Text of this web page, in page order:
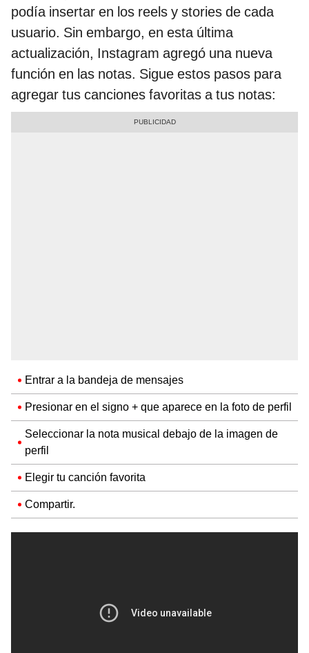
podía insertar en los reels y stories de cada
usuario. Sin embargo, en esta última
actualización, Instagram agregó una nueva
función en las notas. Sigue estos pasos para
agregar tus canciones favoritas a tus notas:
Entrar a la bandeja de mensajes
Presionar en el signo + que aparece en la foto de perfil
Seleccionar la nota musical debajo de la imagen de
perfil
Elegir tu canción favorita
Compartir.